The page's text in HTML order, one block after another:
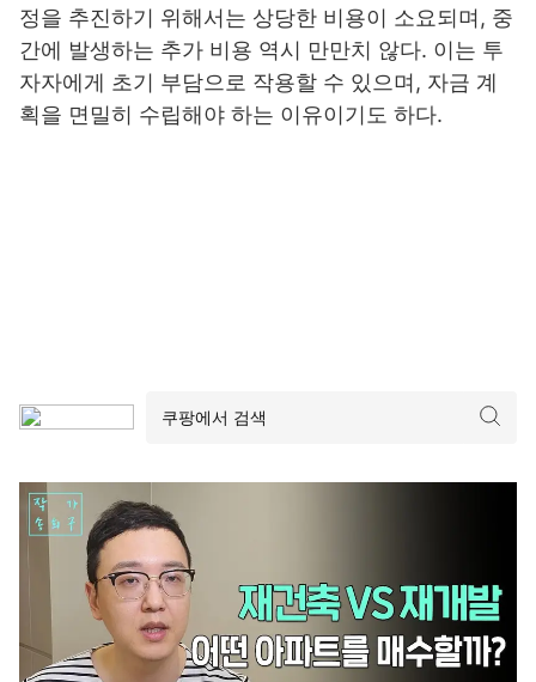
정을 추진하기 위해서는 상당한 비용이 소요되며, 중
간에 발생하는 추가 비용 역시 만만치 않다. 이는 투
자자에게 초기 부담으로 작용할 수 있으며, 자금 계
획을 면밀히 수립해야 하는 이유이기도 하다.